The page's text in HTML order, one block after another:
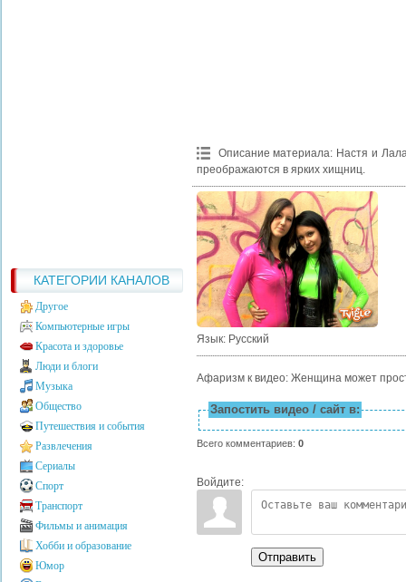
КАТЕГОРИИ КАНАЛОВ
Другое
Компьютерные игры
Красота и здоровье
Люди и блоги
Музыка
Общество
Путешествия и события
Развлечения
Сериалы
Спорт
Транспорт
Фильмы и анимация
Хобби и образование
Юмор
Описание материала: Настя и
преображаются в ярких хищниц.
Язык: Русский
Афаризм к видео: Женщина может
Запостить видео / сайт в:
Всего комментариев: 0
Войдите:
Отправить